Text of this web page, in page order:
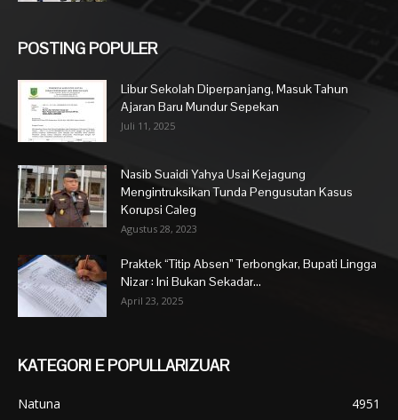
POSTING POPULER
Libur Sekolah Diperpanjang, Masuk Tahun
Ajaran Baru Mundur Sepekan
Juli 11, 2025
Nasib Suaidi Yahya Usai Kejagung
Mengintruksikan Tunda Pengusutan Kasus
Korupsi Caleg
Agustus 28, 2023
Praktek “Titip Absen” Terbongkar, Bupati Lingga
Nizar : Ini Bukan Sekadar...
April 23, 2025
KATEGORI E POPULLARIZUAR
Natuna
4951